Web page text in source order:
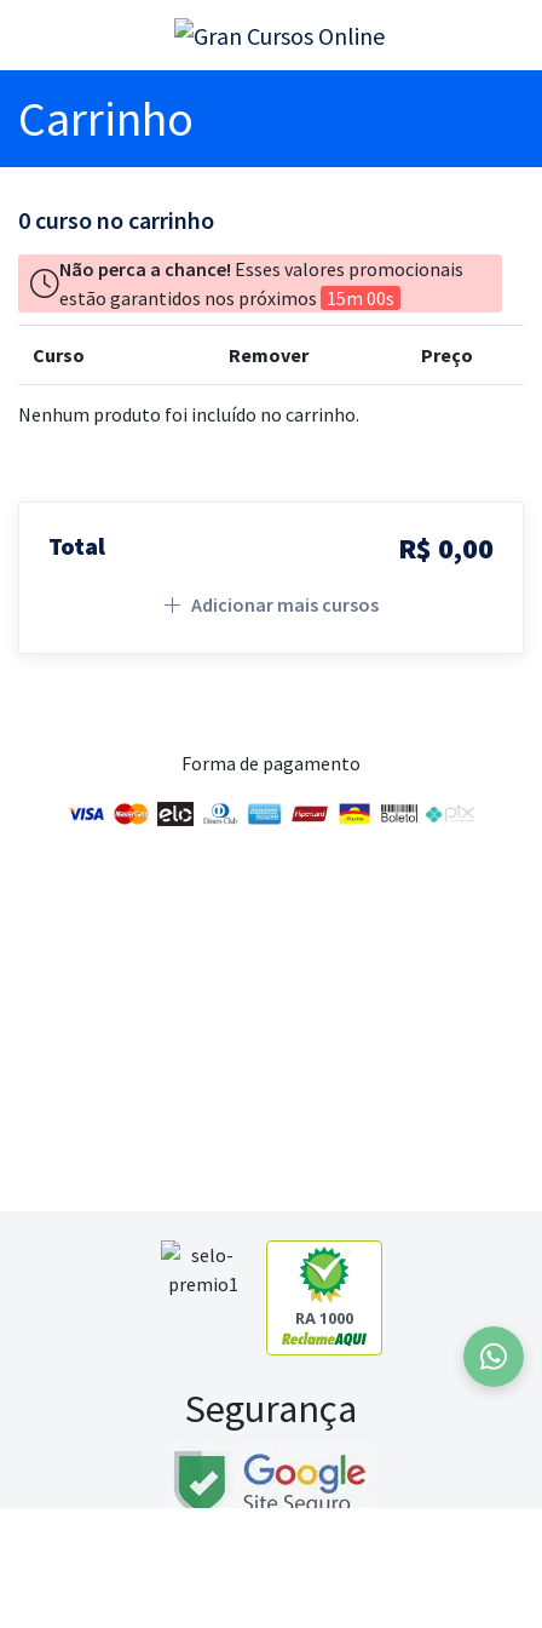
Carrinho
0 curso no carrinho
Não perca a chance! Esses valores promocionais
estão garantidos nos próximos 15m 00s
Curso Remover Preço
Nenhum produto foi incluído no carrinho.
Total R$ 0,00
Adicionar mais cursos
Forma de pagamento
RA 1000
Segurança